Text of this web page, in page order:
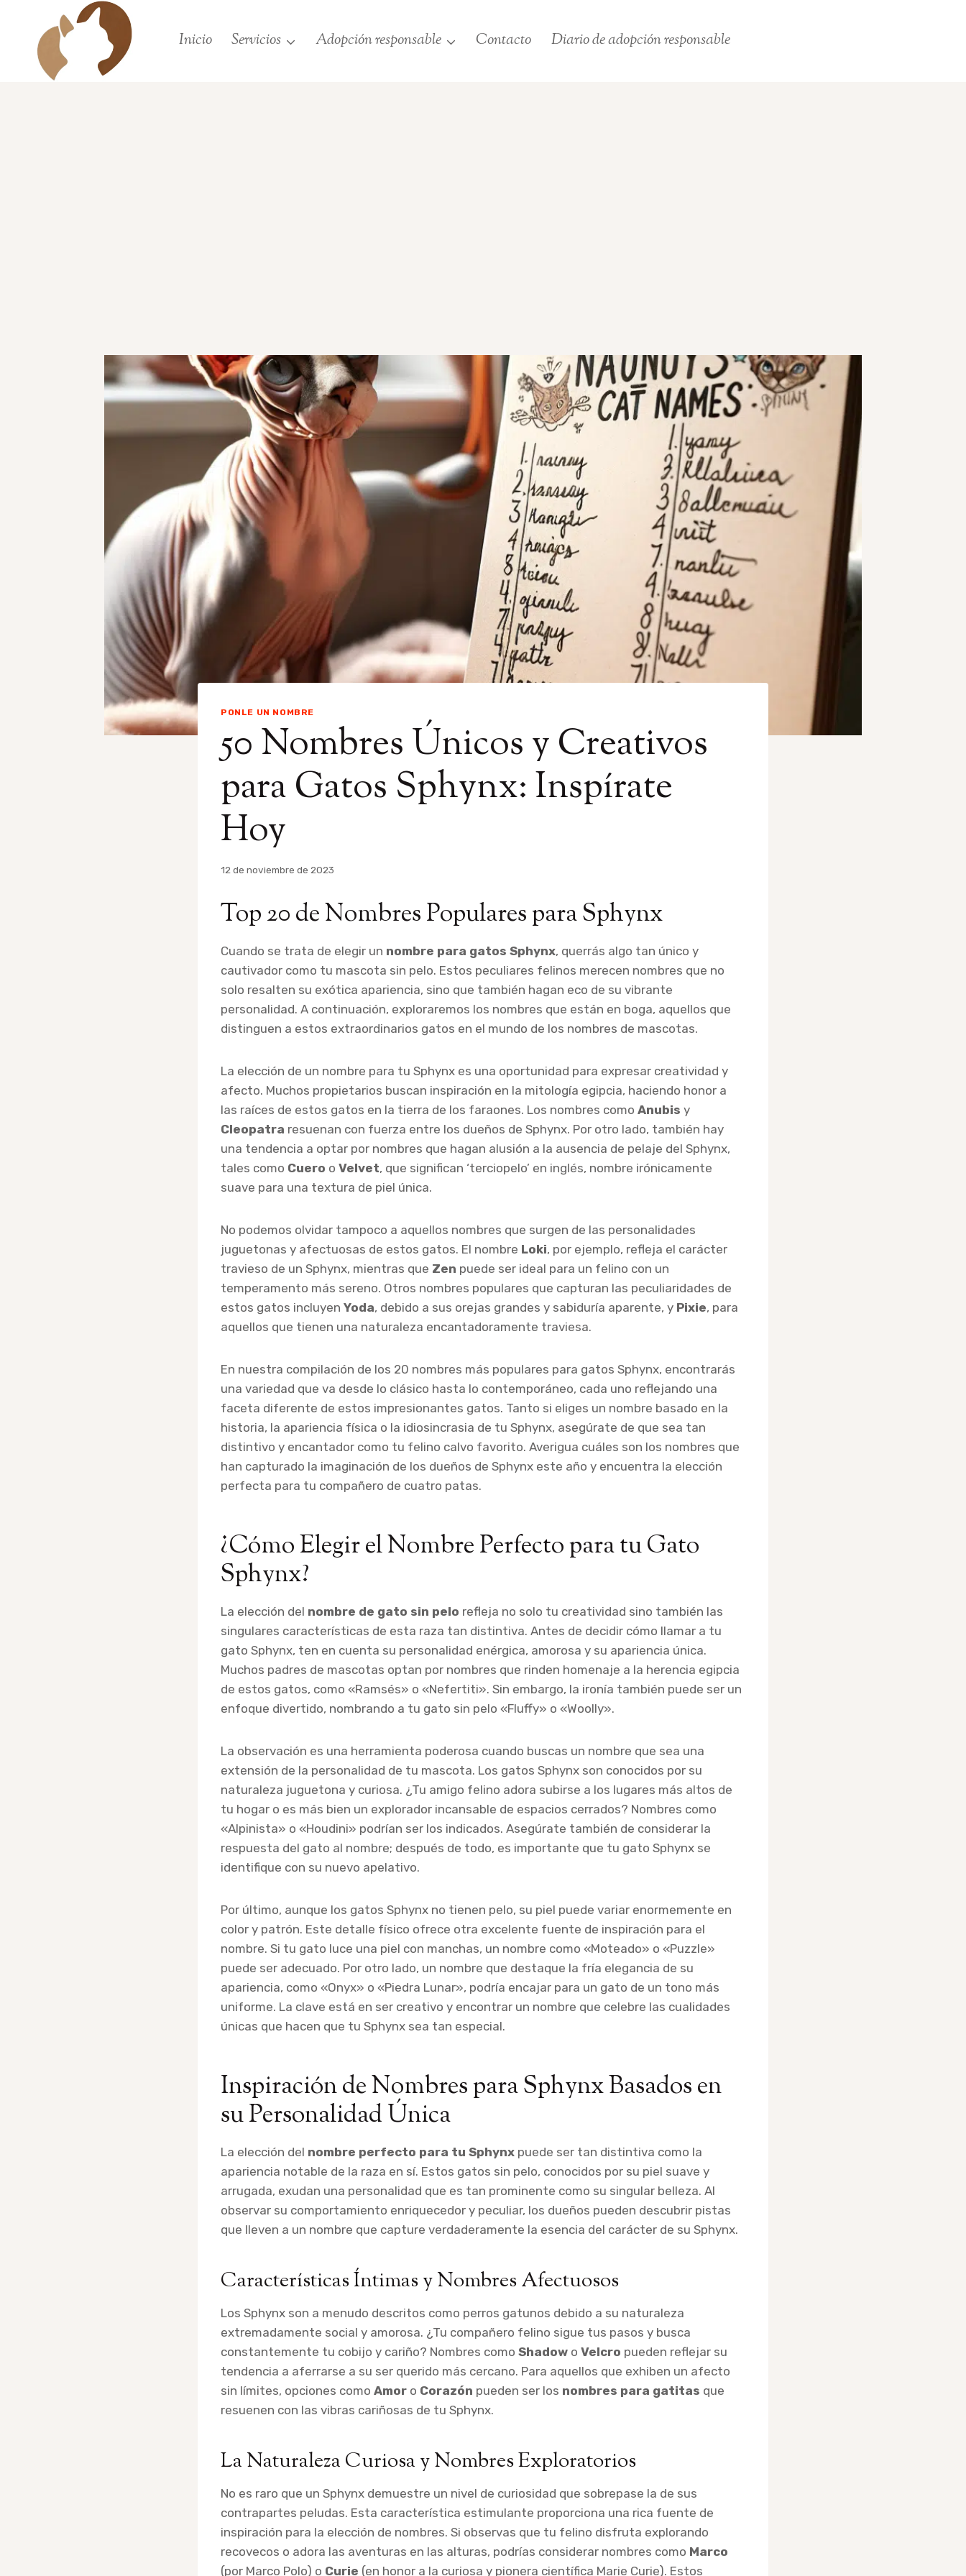
contenido
Inicio Servicios Adopción responsable Contacto Diario de adopción responsable
PONLE UN NOMBRE
50 Nombres Únicos y Creativos
para Gatos Sphynx: Inspírate
Hoy
Por
12 de noviembre de 2023
Top 20 de Nombres Populares para Sphynx
Cuando se trata de elegir un nombre para gatos Sphynx, querrás algo tan único y
cautivador como tu mascota sin pelo. Estos peculiares felinos merecen nombres que no
solo resalten su exótica apariencia, sino que también hagan eco de su vibrante
personalidad. A continuación, exploraremos los nombres que están en boga, aquellos que
distinguen a estos extraordinarios gatos en el mundo de los nombres de mascotas.
La elección de un nombre para tu Sphynx es una oportunidad para expresar creatividad y
afecto. Muchos propietarios buscan inspiración en la mitología egipcia, haciendo honor a
las raíces de estos gatos en la tierra de los faraones. Los nombres como Anubis y
Cleopatra resuenan con fuerza entre los dueños de Sphynx. Por otro lado, también hay
una tendencia a optar por nombres que hagan alusión a la ausencia de pelaje del Sphynx,
tales como Cuero o Velvet, que significan ‘terciopelo’ en inglés, nombre irónicamente
suave para una textura de piel única.
No podemos olvidar tampoco a aquellos nombres que surgen de las personalidades
juguetonas y afectuosas de estos gatos. El nombre Loki, por ejemplo, refleja el carácter
travieso de un Sphynx, mientras que Zen puede ser ideal para un felino con un
temperamento más sereno. Otros nombres populares que capturan las peculiaridades de
estos gatos incluyen Yoda, debido a sus orejas grandes y sabiduría aparente, y Pixie, para
aquellos que tienen una naturaleza encantadoramente traviesa.
En nuestra compilación de los 20 nombres más populares para gatos Sphynx, encontrarás
una variedad que va desde lo clásico hasta lo contemporáneo, cada uno reflejando una
faceta diferente de estos impresionantes gatos. Tanto si eliges un nombre basado en la
historia, la apariencia física o la idiosincrasia de tu Sphynx, asegúrate de que sea tan
distintivo y encantador como tu felino calvo favorito. Averigua cuáles son los nombres que
han capturado la imaginación de los dueños de Sphynx este año y encuentra la elección
perfecta para tu compañero de cuatro patas.
¿Cómo Elegir el Nombre Perfecto para tu Gato
Sphynx?
La elección del nombre de gato sin pelo refleja no solo tu creatividad sino también las
singulares características de esta raza tan distintiva. Antes de decidir cómo llamar a tu
gato Sphynx, ten en cuenta su personalidad enérgica, amorosa y su apariencia única.
Muchos padres de mascotas optan por nombres que rinden homenaje a la herencia egipcia
de estos gatos, como «Ramsés» o «Nefertiti». Sin embargo, la ironía también puede ser un
enfoque divertido, nombrando a tu gato sin pelo «Fluffy» o «Woolly».
La observación es una herramienta poderosa cuando buscas un nombre que sea una
extensión de la personalidad de tu mascota. Los gatos Sphynx son conocidos por su
naturaleza juguetona y curiosa. ¿Tu amigo felino adora subirse a los lugares más altos de
tu hogar o es más bien un explorador incansable de espacios cerrados? Nombres como
«Alpinista» o «Houdini» podrían ser los indicados. Asegúrate también de considerar la
respuesta del gato al nombre; después de todo, es importante que tu gato Sphynx se
identifique con su nuevo apelativo.
Por último, aunque los gatos Sphynx no tienen pelo, su piel puede variar enormemente en
color y patrón. Este detalle físico ofrece otra excelente fuente de inspiración para el
nombre. Si tu gato luce una piel con manchas, un nombre como «Moteado» o «Puzzle»
puede ser adecuado. Por otro lado, un nombre que destaque la fría elegancia de su
apariencia, como «Onyx» o «Piedra Lunar», podría encajar para un gato de un tono más
uniforme. La clave está en ser creativo y encontrar un nombre que celebre las cualidades
únicas que hacen que tu Sphynx sea tan especial.
Inspiración de Nombres para Sphynx Basados en
su Personalidad Única
La elección del nombre perfecto para tu Sphynx puede ser tan distintiva como la
apariencia notable de la raza en sí. Estos gatos sin pelo, conocidos por su piel suave y
arrugada, exudan una personalidad que es tan prominente como su singular belleza. Al
observar su comportamiento enriquecedor y peculiar, los dueños pueden descubrir pistas
que lleven a un nombre que capture verdaderamente la esencia del carácter de su Sphynx.
Características Íntimas y Nombres Afectuosos
Los Sphynx son a menudo descritos como perros gatunos debido a su naturaleza
extremadamente social y amorosa. ¿Tu compañero felino sigue tus pasos y busca
constantemente tu cobijo y cariño? Nombres como Shadow o Velcro pueden reflejar su
tendencia a aferrarse a su ser querido más cercano. Para aquellos que exhiben un afecto
sin límites, opciones como Amor o Corazón pueden ser los nombres para gatitas que
resuenen con las vibras cariñosas de tu Sphynx.
La Naturaleza Curiosa y Nombres Exploratorios
No es raro que un Sphynx demuestre un nivel de curiosidad que sobrepase la de sus
contrapartes peludas. Esta característica estimulante proporciona una rica fuente de
inspiración para la elección de nombres. Si observas que tu felino disfruta explorando
recovecos o adora las aventuras en las alturas, podrías considerar nombres como Marco
(por Marco Polo) o Curie (en honor a la curiosa y pionera científica Marie Curie). Estos